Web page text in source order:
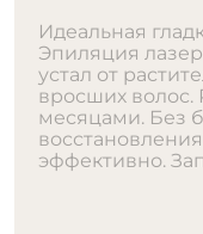
Идеальная
Эпиляция
устал от
вросших волос.
месяцами. Без
эффективно.